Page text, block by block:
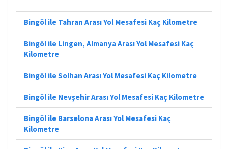
Bingöl ile Tahran Arası Yol Mesafesi Kaç Kilometre
Bingöl ile Lingen, Almanya Arası Yol Mesafesi Kaç
Kilometre
Bingöl ile Solhan Arası Yol Mesafesi Kaç Kilometre
Bingöl ile Nevşehir Arası Yol Mesafesi Kaç Kilometre
Bingöl ile Barselona Arası Yol Mesafesi Kaç
Kilometre